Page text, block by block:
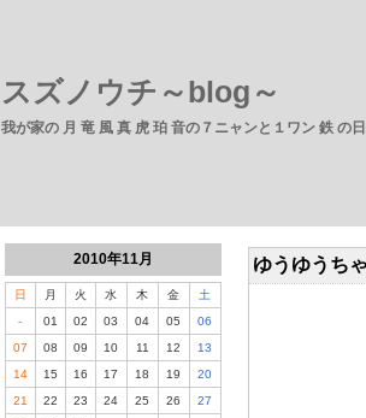
スズノウチ～blog～
我が家の 月 竜 風 真 虎 珀 音の７ニャンと１ワン 鉄 の
2010年11月
日 月 火 水 木 金
土
-
01 02 03 04 05
06
07
08 09 10 11 12
13
14
15 16 17 18 19
20
21
22 23 24 25 26
27
ゆうゆうち